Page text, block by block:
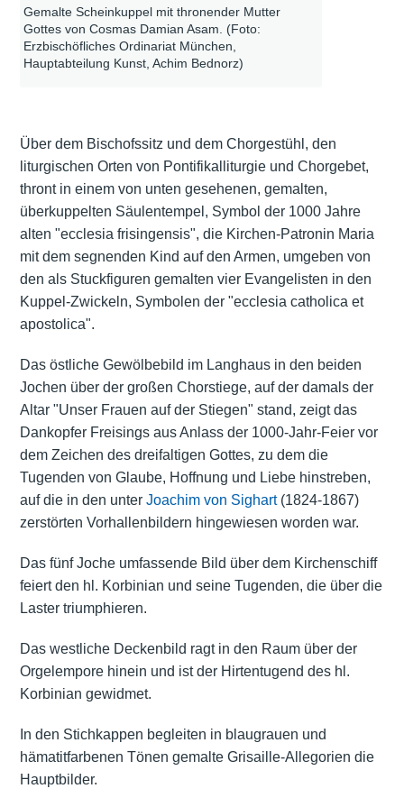
Gemalte Scheinkuppel mit thronender Mutter
Gottes von Cosmas Damian Asam. (Foto:
Erzbischöfliches Ordinariat München,
Hauptabteilung Kunst, Achim Bednorz)
Über dem Bischofssitz und dem Chorgestühl, den
liturgischen Orten von Pontifikalliturgie und Chorgebet,
thront in einem von unten gesehenen, gemalten,
überkuppelten Säulentempel, Symbol der 1000 Jahre
alten "ecclesia frisingensis", die Kirchen-Patronin Maria
mit dem segnenden Kind auf den Armen, umgeben von
den als Stuckfiguren gemalten vier Evangelisten in den
Kuppel-Zwickeln, Symbolen der "ecclesia catholica et
apostolica".
Das östliche Gewölbebild im Langhaus in den beiden
Jochen über der großen Chorstiege, auf der damals der
Altar "Unser Frauen auf der Stiegen" stand, zeigt das
Dankopfer Freisings aus Anlass der 1000-Jahr-Feier vor
dem Zeichen des dreifaltigen Gottes, zu dem die
Tugenden von Glaube, Hoffnung und Liebe hinstreben,
auf die in den unter Joachim von Sighart(1824-1867)
zerstörten Vorhallenbildern hingewiesen worden war.
Das fünf Joche umfassende Bild über dem Kirchenschiff
feiert den hl. Korbinian und seine Tugenden, die über die
Laster triumphieren.
Das westliche Deckenbild ragt in den Raum über der
Orgelempore hinein und ist der Hirtentugend des hl.
Korbinian gewidmet.
In den Stichkappen begleiten in blaugrauen und
hämatitfarbenen Tönen gemalte Grisaille-Allegorien die
Hauptbilder.